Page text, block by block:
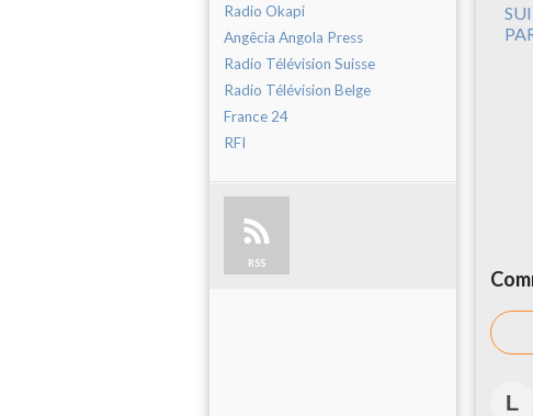
Radio Okapi
Angêcia Angola Press
Radio Télévision Suisse
Radio Télévision Belge
France 24
RFI
RSS
L